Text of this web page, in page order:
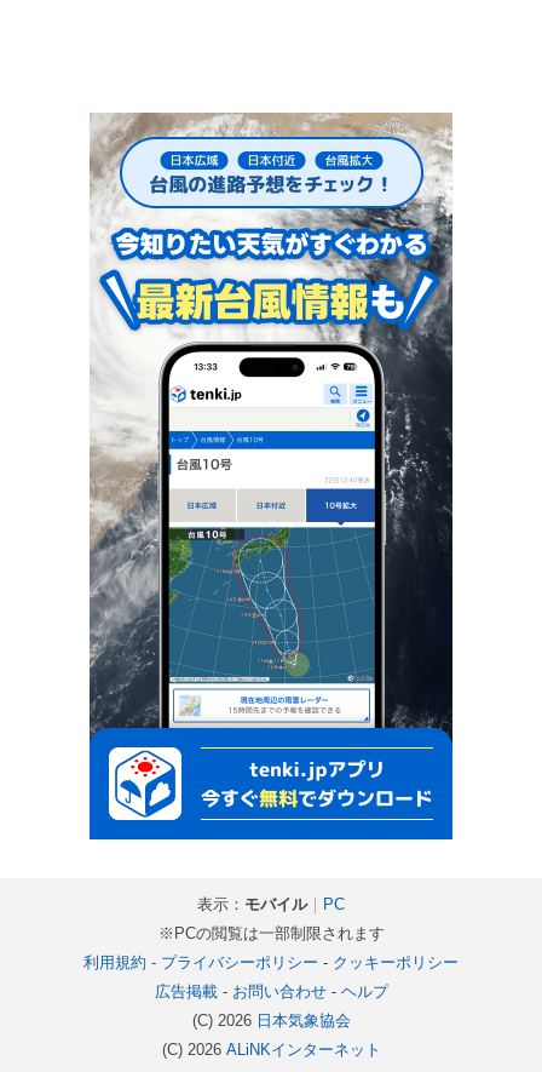
表示： モバイル｜
PC
※PCの閲覧は一部制限されます
利用規約 - プライバシーポリシー - クッキーポリシー
広告掲載- お問い合わせ- ヘルプ
(C) 2026 日本気象協会
(C) 2026 ALiNKインターネット